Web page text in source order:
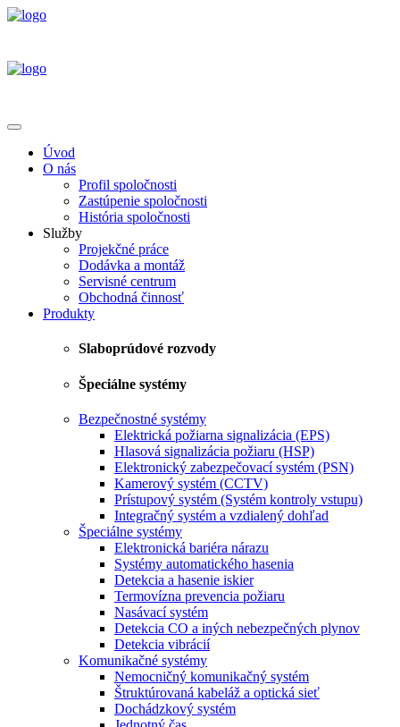
Úvod
O nás
Profil spoločnosti
Zastúpenie spoločnosti
História spoločnosti
Služby
Projekčné práce
Dodávka a montáž
Servisné centrum
Obchodná činnosť
Produkty
Slaboprúdové rozvody
Špeciálne systémy
Bezpečnostné systémy
Elektrická požiarna signalizácia (EPS)
Hlasová signalizácia požiaru (HSP)
Elektronický zabezpečovací systém (PSN)
Kamerový systém (CCTV)
Prístupový systém (Systém kontroly vstupu)
Integračný systém a vzdialený dohľad
Špeciálne systémy
Elektronická bariéra nárazu
Systémy automatického hasenia
Detekcia a hasenie iskier
Termovízna prevencia požiaru
Nasávací systém
Detekcia CO a iných nebezpečných plynov
Detekcia vibrácií
Komunikačné systémy
Nemocničný komunikačný systém
Štruktúrovaná kabeláž a optická sieť
Dochádzkový systém